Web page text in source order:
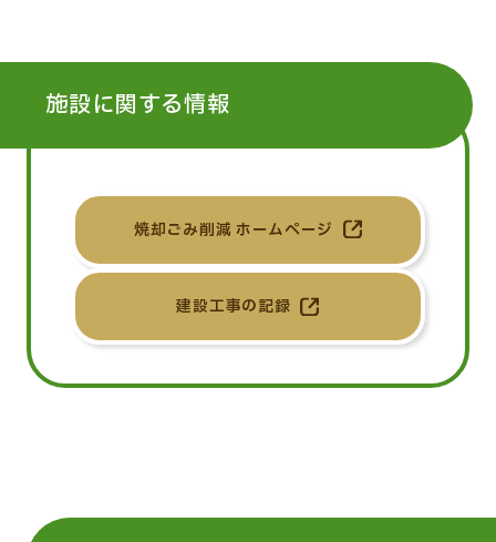
施設に関する情報
焼却ごみ削減 ホームページ
建設工事の記録